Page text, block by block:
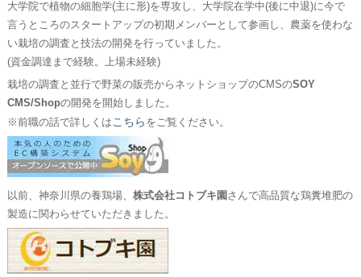
大学院で植物の細胞学(主に形)を専攻し、大学院在学中(後に中退)に今で
言うところのスタートアップの初期メンバーとして参画し、農薬を使わな
い栽培の調査と技法の開発を行っていました。
(資金調達まで経験。上場未経験)
栽培の調査と並行で野菜の販売からネットショップのCMSのSOY
CMS/Shopの開発を開始しました。
※前職の話で詳しくは こちら をご覧ください。
以前、神奈川県の養鶏場、 株式会社コトブキ園 さんで高品質な鶏糞堆肥の
製造に関わらせていただきました。